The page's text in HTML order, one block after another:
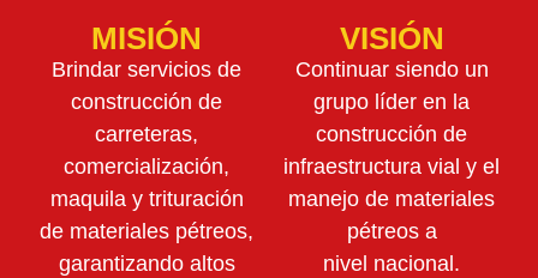
MISIÓN
Brindar servicios de
construcción de
carreteras,
comercialización,
maquila y trituración
de materiales pétreos,
garantizando altos
VISIÓN
Continuar siendo un
grupo líder en la
construcción de
infraestructura vial y el
manejo de materiales
pétreos a
nivel nacional.